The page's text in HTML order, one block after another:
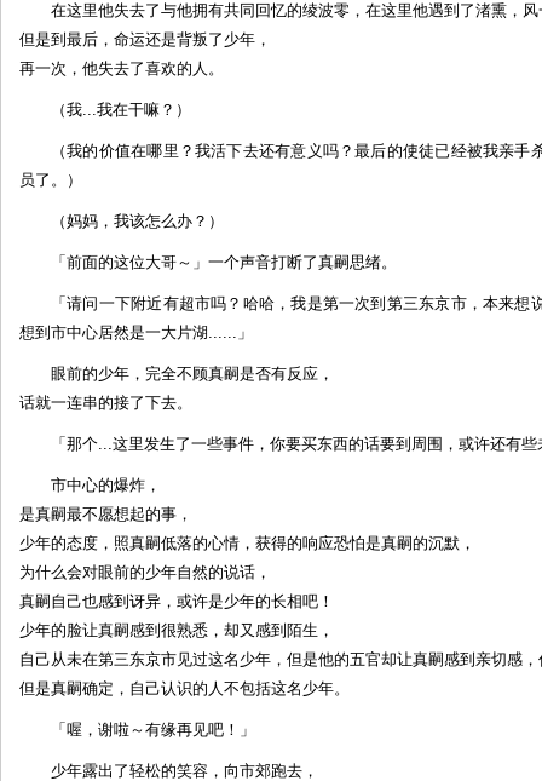
在这里他失去了与他拥有共同回忆的绫波零，在这里他遇到了渚熏，
但是到最后，命运还是背叛了少年，
再一次，他失去了喜欢的人。
（我...我在干嘛？）
（我的价值在哪里？我活下去还有意义吗？最后的使徒已经被我亲
员了。）
（妈妈，我该怎么办？）
「前面的这位大哥～」一个声音打断了真嗣思绪。
「请问一下附近有超市吗？哈哈，我是第一次到第三东京市，本来
想到市中心居然是一大片湖......」
眼前的少年，完全不顾真嗣是否有反应，
话就一连串的接了下去。
「那个...这里发生了一些事件，你要买东西的话要到周围，或许还有
市中心的爆炸，
是真嗣最不愿想起的事，
少年的态度，照真嗣低落的心情，获得的响应恐怕是真嗣的沉默，
为什么会对眼前的少年自然的说话，
真嗣自己也感到讶异，或许是少年的长相吧！
少年的脸让真嗣感到很熟悉，却又感到陌生，
自己从未在第三东京市见过这名少年，但是他的五官却让真嗣感到亲切感
但是真嗣确定，自己认识的人不包括这名少年。
「喔，谢啦～有缘再见吧！」
少年露出了轻松的笑容，向市郊跑去，